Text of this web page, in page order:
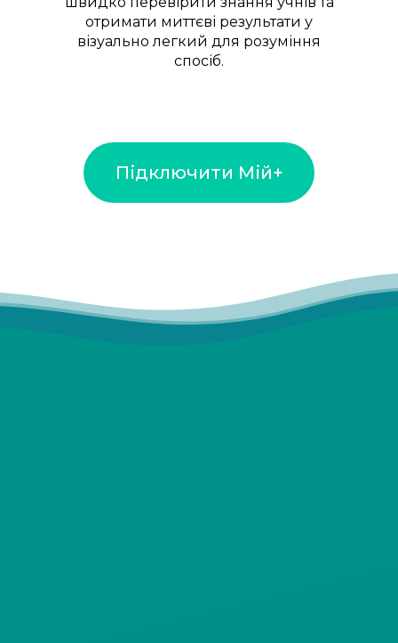
отримати миттєві результати у
візуально легкий для розуміння
спосіб.
Підключити Мій+